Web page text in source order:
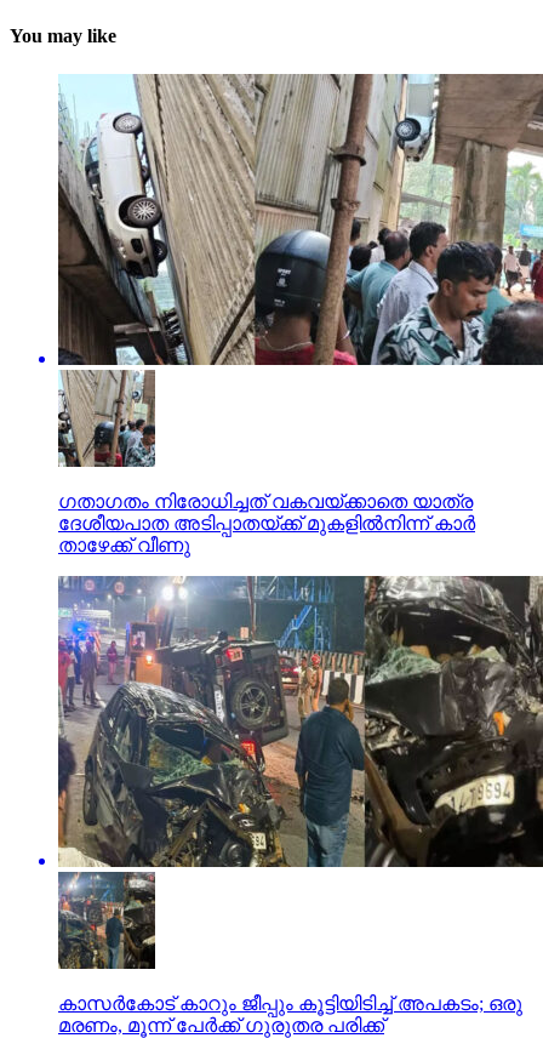
You may like
ഗതാഗതം നിരോധിച്ചത് വകവയ്ക്കാതെ യാത്ര
ദേശീയപാത അടിപ്പാതയ്ക്ക് മുകളില്‍നിന്ന് കാര്‍
താഴേക്ക് വീണു
കാസര്‍കോട് കാറും ജീപ്പും കൂട്ടിയിടിച്ച് അപകടം; ഒരു
മരണം, മൂന്ന് പേര്‍ക്ക് ഗുരുതര പരിക്ക്